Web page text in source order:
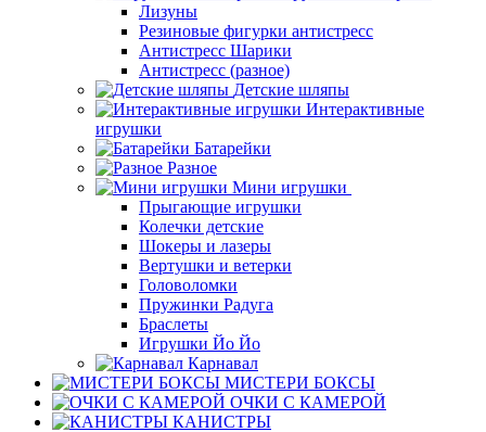
Лизуны
Резиновые фигурки антистресс
Антистресс Шарики
Антистресс (разное)
Детские шляпы
Интерактивные
игрушки
Батарейки
Разное
Мини игрушки
Прыгающие игрушки
Колечки детские
Шокеры и лазеры
Вертушки и ветерки
Головоломки
Пружинки Радуга
Браслеты
Игрушки Йо Йо
Карнавал
МИСТЕРИ БОКСЫ
ОЧКИ С КАМЕРОЙ
КАНИСТРЫ